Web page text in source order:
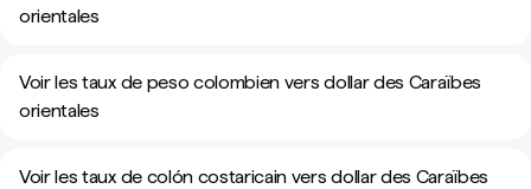
orientales
Voir les taux de peso colombien vers dollar des Caraïbes
orientales
Voir les taux de colón costaricain vers dollar des Caraïbes